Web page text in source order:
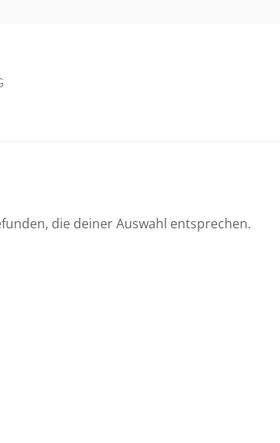
die deiner Auswahl entsprechen.